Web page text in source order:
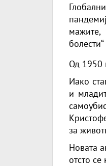
мажите,
Од 1950
Иако
и
за
Новата
отсто